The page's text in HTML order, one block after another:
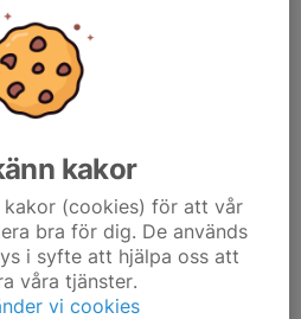
och karta över de viktigaste
kakor
kakor (cookies) för att vår
bra för dig. De används
i syfte att hjälpa oss att
våra tjänster.
vi cookies